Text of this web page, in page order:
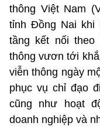
thông Việt Nam
tỉnh Đồng Nai khi
tầng kết nối
thông vươn tới
viễn thông ngày
phục vụ chỉ đạo
cũng như hoạt
doanh nghiệp và